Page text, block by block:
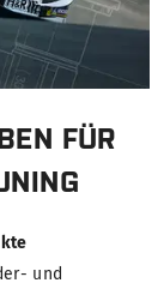
FÜR
und